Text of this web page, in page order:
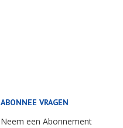
ABONNEE VRAGEN
Neem een Abonnement